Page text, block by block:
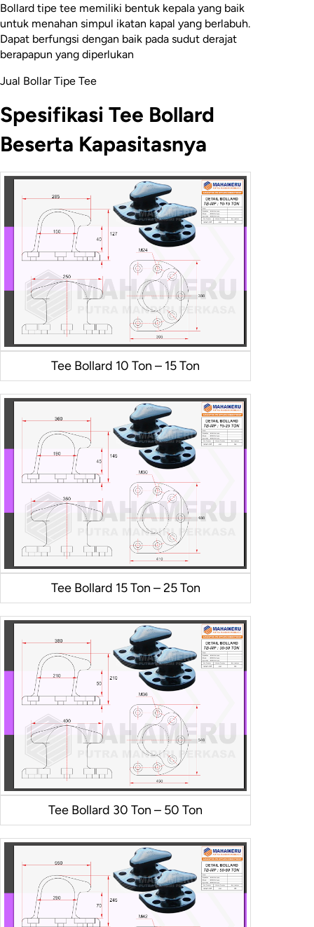
Bollard tipe tee memiliki bentuk kepala yang baik
untuk menahan simpul ikatan kapal yang berlabuh.
Dapat berfungsi dengan baik pada sudut derajat
berapapun yang diperlukan
Jual Bollar Tipe Tee
Spesifikasi Tee Bollard
Beserta Kapasitasnya
Tee Bollard 10 Ton – 15 Ton
Tee Bollard 15 Ton – 25 Ton
Tee Bollard 30 Ton – 50 Ton